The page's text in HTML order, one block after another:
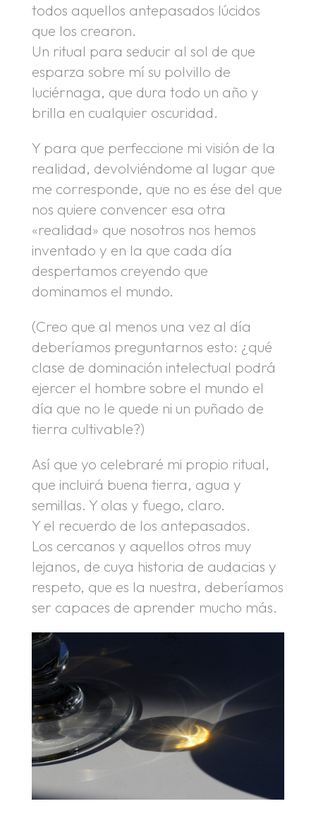
todos aquellos antepasados lúcidos
que los crearon.
Un ritual para seducir al sol de que
esparza sobre mí su polvillo de
luciérnaga, que dura todo un año y
brilla en cualquier oscuridad.
Y para que perfeccione mi visión de la
realidad, devolviéndome al lugar que
me corresponde, que no es ése del que
nos quiere convencer esa otra
«realidad» que nosotros nos hemos
inventado y en la que cada día
despertamos creyendo que
dominamos el mundo.
(Creo que al menos una vez al día
deberíamos preguntarnos esto: ¿qué
clase de dominación intelectual podrá
ejercer el hombre sobre el mundo el
día que no le quede ni un puñado de
tierra cultivable?)
Así que yo celebraré mi propio ritual,
que incluirá buena tierra, agua y
semillas. Y olas y fuego, claro.
Y el recuerdo de los antepasados.
Los cercanos y aquellos otros muy
lejanos, de cuya historia de audacias y
respeto, que es la nuestra, deberíamos
ser capaces de aprender mucho más.